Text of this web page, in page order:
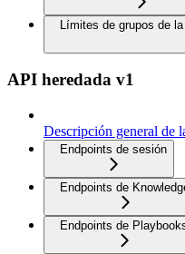
Límites de grupos de
API heredada v1
Descripción general de
Endpoints de sesión
Endpoints de
Endpoints de